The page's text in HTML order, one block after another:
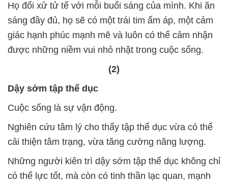
Họ đối xử tử tế với mỗi buổi sáng của mình. Khi ăn
sáng đầy đủ, họ sẽ có một trái tim ấm áp, một cảm
giác hạnh phúc mạnh mẽ và luôn có thể cảm nhận
được những niềm vui nhỏ nhặt trong cuộc sống.
(2)
Dậy sớm tập thể dục
Cuộc sống là sự vận động.
Nghiên cứu tâm lý cho thấy tập thể dục vừa có thể
cải thiện tâm trạng, vừa tăng cường năng lượng.
Những người kiên trì dậy sớm tập thể dục không chỉ
có thể lực tốt, mà còn có tinh thần lạc quan, mạnh